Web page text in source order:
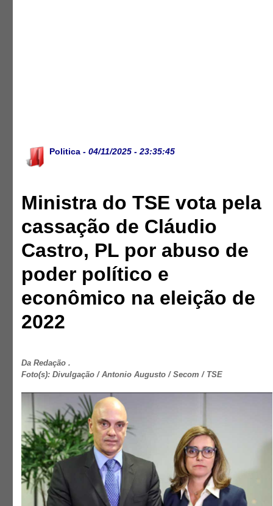
Politica - 04/11/2025 - 23:35:45
Ministra do TSE vota pela
cassação de Cláudio
Castro, PL por abuso de
poder político e
econômico na eleição de
2022
Da Redação .
Foto(s): Divulgação / Antonio Augusto / Secom / TSE